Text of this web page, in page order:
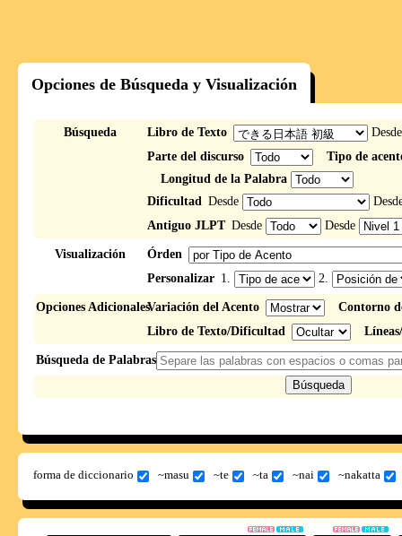
Opciones de Búsqueda y Visualización
Búsqueda Libro de Texto
Parte del discurso
Tipo de
Longitud de la Palabra
Dificultad Desde
Antiguo JLPT Desde Desde
Visualización
Órden
Personalizar 1. 2.
Opciones AdicionalesVariación del Acento
Contorno
Libro de Texto/Dificultad
Búsqueda de Palabras
forma de diccionario ~masu ~te ~ta ~nai ~nakatta